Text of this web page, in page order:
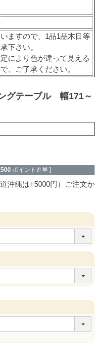
ますので、1品1品木目等
下さい。
により色が違って見える
、ご了承ください。
グテーブル 幅171～
ポイント進呈 ]
沖縄は+5000円）ご注文か